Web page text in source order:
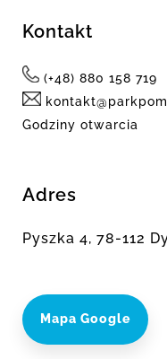
Kontakt
(+48) 880 158 719
Godziny otwarcia
Adres
Pyszka 4, 78-112
Mapa Google